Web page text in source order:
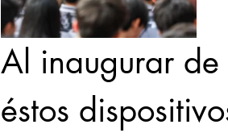
Al inaugurar
éstos